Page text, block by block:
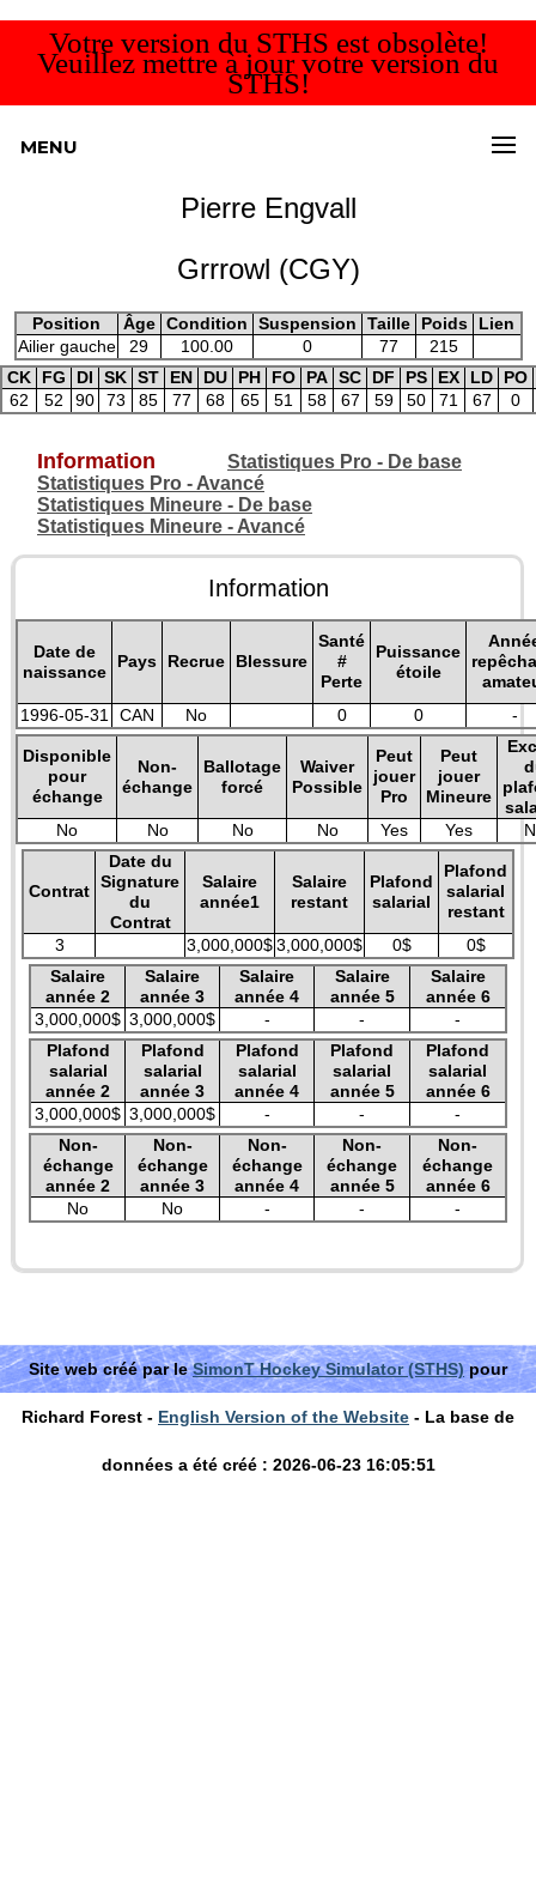
Votre version du STHS est obsolète!
Veuillez mettre à jour votre version du
STHS!
MENU
Pierre Engvall
Grrrowl (CGY)
Position Âge Condition Suspension Taille Poids
Lien
Ailier gauche
29 100.00 0 77
215
CK
FG DI SK ST EN DU PH FO PA SC DF PS EX LD
PO
62
52 90 73 85 77 68 65 51 58 67 59 50 71 67 0
Information
Statistiques Pro - De base
Statistiques Pro - Avancé
Statistiques Mineure - De base
Statistiques Mineure - Avancé
Information
Date de
naissance
Pays Recrue Blessure
Santé
#
Perte
Puissance
étoile
1996-05-31
CAN No 0 0 -
Disponible
pour
échange
Non-
échange
Ballotage
forcé
Waiver
Possible
Peut
jouer
Pro
Peut
jouer
Mineure
No
No No No Yes Yes
Contrat
Date du
Signature
du
Contrat
Salaire
année1
Salaire
restant
Plafond
salarial
Plafond
salarial
restant
3
3,000,000$3,000,000$ 0$
0$
Salaire
année 2
Salaire
année 3
Salaire
année 4
Salaire
année 5
Salaire
année 6
3,000,000$ 3,000,000$ - -
-
Plafond
salarial
année 2
Plafond
salarial
année 3
Plafond
salarial
année 4
Plafond
salarial
année 5
Plafond
salarial
année 6
3,000,000$ 3,000,000$ - -
-
Non-
échange
année 2
Non-
échange
année 3
Non-
échange
année 4
Non-
échange
année 5
Non-
échange
année 6
No
No - - -
Site web créé par leSimonT Hockey Simulator (STHS)pour
Richard Forest - English Version of the Website - La base de
données a été créé : 2026-06-23 16:05:51